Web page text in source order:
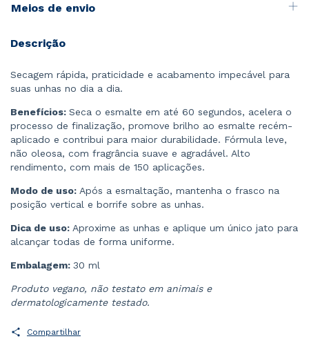
Meios de envio
Descrição
Secagem rápida, praticidade e acabamento impecável para
suas unhas no dia a dia.
Benefícios: Seca o esmalte em até 60 segundos, acelera o
processo de finalização, promove brilho ao esmalte recém-
aplicado e contribui para maior durabilidade. Fórmula leve,
não oleosa, com fragrância suave e agradável. Alto
rendimento, com mais de 150 aplicações.
Modo de uso: Após a esmaltação, mantenha o frasco na
posição vertical e borrife sobre as unhas.
Dica de uso: Aproxime as unhas e aplique um único jato para
alcançar todas de forma uniforme.
Embalagem: 30 ml
Produto vegano, não testato em animais e
dermatologicamente testado.
Compartilhar